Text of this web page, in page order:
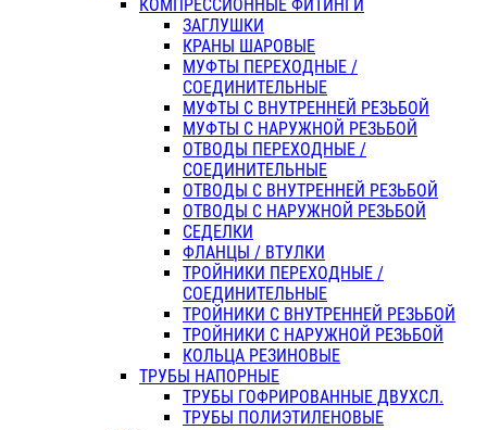
КОМПРЕССИОННЫЕ ФИТИНГИ
ЗАГЛУШКИ
КРАНЫ ШАРОВЫЕ
МУФТЫ ПЕРЕХОДНЫЕ /
СОЕДИНИТЕЛЬНЫЕ
МУФТЫ С ВНУТРЕННЕЙ РЕЗЬБОЙ
МУФТЫ С НАРУЖНОЙ РЕЗЬБОЙ
ОТВОДЫ ПЕРЕХОДНЫЕ /
СОЕДИНИТЕЛЬНЫЕ
ОТВОДЫ С ВНУТРЕННЕЙ РЕЗЬБОЙ
ОТВОДЫ С НАРУЖНОЙ РЕЗЬБОЙ
СЕДЕЛКИ
ФЛАНЦЫ / ВТУЛКИ
ТРОЙНИКИ ПЕРЕХОДНЫЕ /
СОЕДИНИТЕЛЬНЫЕ
ТРОЙНИКИ С ВНУТРЕННЕЙ РЕЗЬБОЙ
ТРОЙНИКИ С НАРУЖНОЙ РЕЗЬБОЙ
КОЛЬЦА РЕЗИНОВЫЕ
ТРУБЫ НАПОРНЫЕ
ТРУБЫ ГОФРИРОВАННЫЕ ДВУХСЛ.
ТРУБЫ ПОЛИЭТИЛЕНОВЫЕ